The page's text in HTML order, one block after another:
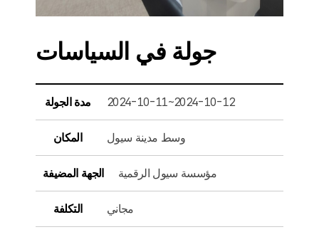
جولة في السياسات
مدة الجولة 2024-10-11~2024-10-12
المكان وسط مدينة سيول
الجهة المضيفة مؤسسة سيول الرقمية
التكلفة مجاني